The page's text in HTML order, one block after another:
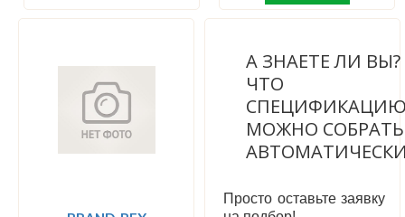
А ЗНАЕТЕ ЛИ ВЫ?
ЧТО
МОЖНО СОБРАТЬ
Просто оставьте заявку